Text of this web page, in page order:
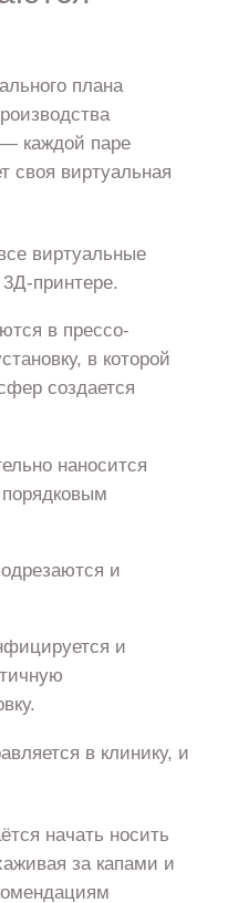
плана
каждой паре
своя виртуальная
виртуальные
принтере.
в прессо-
в которой
создается
наносится
порядковым
и
и
в клинику, и
начать носить
за капами и